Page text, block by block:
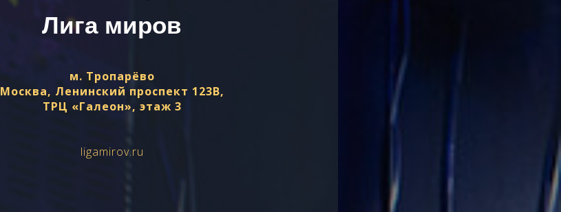
Лига миров
м. Тропарёво
Москва, Ленинский проспект 123В,
ТРЦ «Галеон», этаж 3
ligamirov.ru